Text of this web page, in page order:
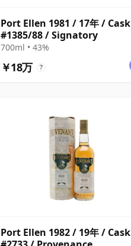
Port Ellen 1981 / 17年 / Cask
#1385/88 / Signatory
700ml • 43%
￥18万 ?
Port Ellen 1982 / 19年 / Cask